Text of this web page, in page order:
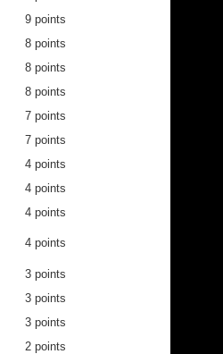
9 points
8 points
8 points
8 points
7 points
7 points
4 points
4 points
4 points
4 points
3 points
3 points
3 points
2 points